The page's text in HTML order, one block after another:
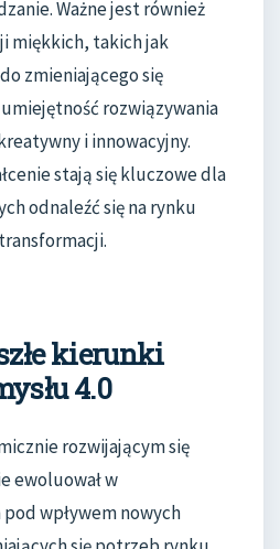
Ważne jest również
miękkich, takich jak
zmieniającego się
rozwiązywania
i innowacyjny.
stają się kluczowe dla
odnaleźć się na rynku
kierunki
4.0
rozwijającym się
ewoluował w
wpływem nowych